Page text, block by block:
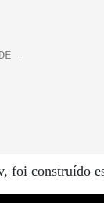
foi construído